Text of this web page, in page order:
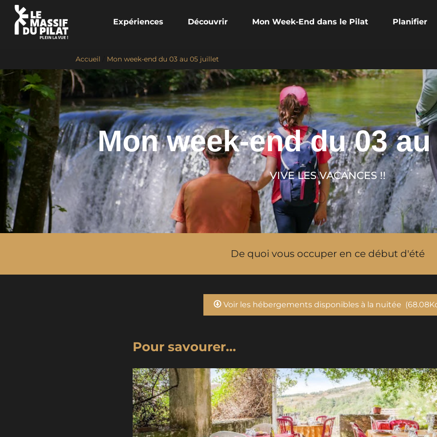
Expériences Découvrir Mon Week-End dans le Pilat Planifier
Accueil Mon week-end du 03 au 05 juillet
Mon week-end du 03
VIVE LES VACANCES !!
De quoi vous occuper en ce début d'été
Voir les hébergements disponibles à la nuitée
Pour savourer...